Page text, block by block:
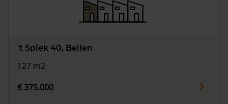
't Spiek 40, Beilen
127 m2
€ 375.000